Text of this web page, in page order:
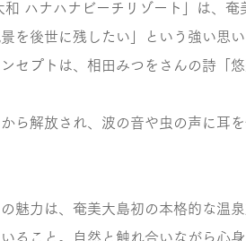
和 ハナハナビーチリゾート」は、
景を後世に残したい」という強い思
ンセプトは、相田みつをさんの詩「
ら解放され、波の音や虫の声に耳
魅力は、奄美大島初の本格的な温
ること。自然と触れ合いながら心